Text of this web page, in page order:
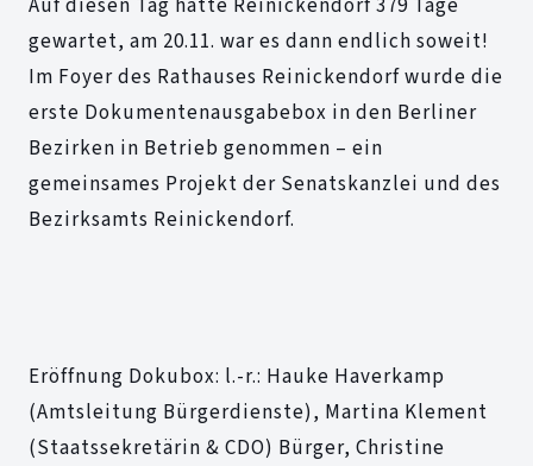
Auf diesen Tag hatte Reinickendorf 379 Tage
gewartet, am 20.11. war es dann endlich soweit!
Im Foyer des Rathauses Reinickendorf wurde die
erste Dokumentenausgabebox in den Berliner
Bezirken in Betrieb genommen – ein
gemeinsames Projekt der Senatskanzlei und des
Bezirksamts Reinickendorf.
Eröffnung Dokubox: l.-r.: Hauke Haverkamp
(Amtsleitung Bürgerdienste), Martina Klement
(Staatssekretärin & CDO) Bürger, Christine